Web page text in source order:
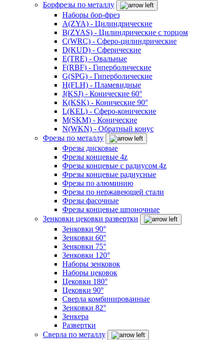
Борфрезы по металлу
Наборы бор-фрез
A(ZYA) - Цилиндрические
B(ZYAS) - Цилиндрические с торцом
C(WRC) - Сферо-цилиндрические
D(KUD) - Сферические
E(TRE) - Овальные
F(RBF) - Гиперболические
G(SPG) - Гиперболические
H(FLH) - Пламевидные
J(KSJ) - Конические 60°
K(KSK) - Конические 90°
L(KEL) - Сферо-конические
M(SKM) - Конические
N(WKN) - Обратный конус
Фрезы по металлу
Фрезы дисковые
Фрезы концевые 4z
Фрезы концевые с радиусом 4z
Фрезы концевые радиусные
Фрезы по алюминию
Фрезы по нержавеющей стали
Фрезы фасочные
Фрезы концевые шпоночные
Зенковки цековки развертки
Зенковки 90°
Зенковки 60°
Зенковки 75°
Зенковки 120°
Наборы зенковок
Наборы цековок
Цековки 180°
Цековки 90°
Сверла комбинированные
Зенковки 82°
Зенкера
Развертки
Сверла по металлу